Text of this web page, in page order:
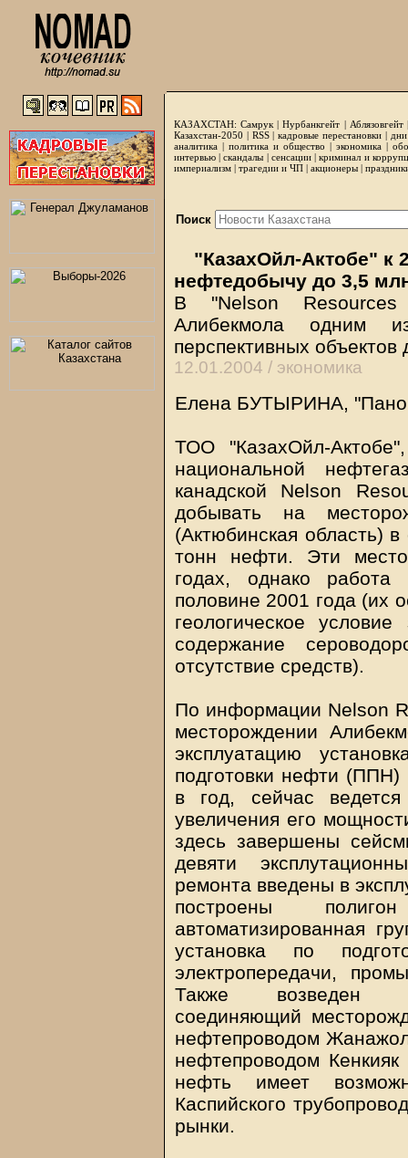
КАЗАХСТАН: Самрук |Нурбанкгейт | Аблязовгейт
Казахстан-2050 | RSS|кадровые перестановки|
аналитика | политика и общество | экономика |
интервью |скандалы | сенсации|криминал и
империализм | трагедии и ЧП | акционеры |
Поиск
"КазахОйл-Актобе" к
нефтедобычу до 3,5
В "Nelson Resources
Алибекмола одним
перспективных
12.01.2004 / экономика
Елена БУТЫРИНА,
ТОО "КазахОйл-
национальной
канадской Nelson
добывать на
(Актюбинская область)
тонн нефти. Эти
годах, однако
половине 2001 года (их
геологическое
содержание
отсутствие средств).
По информации Nelson
месторождении
эксплуатацию
подготовки нефти (ППН)
в год, сейчас
увеличения его
здесь завершены
девяти
ремонта введены в
построены
автоматизированная
установка по
электропередачи,
Также возведен
соединяющий
нефтепроводом
нефтепроводом
нефть имеет
Каспийского
рынки.